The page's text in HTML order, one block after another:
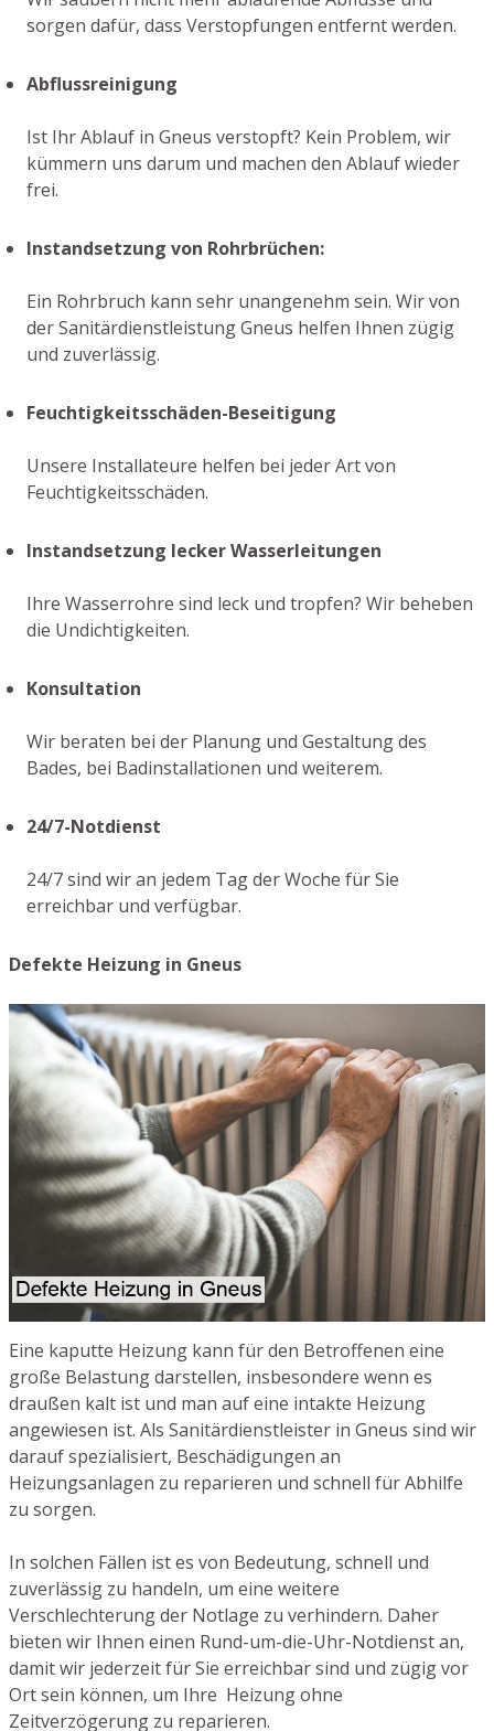
sorgen dafür, dass Verstopfungen entfernt werden.
Abflussreinigung
Ist Ihr Ablauf in Gneus verstopft? Kein Problem, wir
kümmern uns darum und machen den Ablauf wieder
frei.
Instandsetzung von Rohrbrüchen:
Ein Rohrbruch kann sehr unangenehm sein. Wir von
der Sanitärdienstleistung Gneus helfen Ihnen zügig
und zuverlässig.
Feuchtigkeitsschäden-Beseitigung
Unsere Installateure helfen bei jeder Art von
Feuchtigkeitsschäden.
Instandsetzung lecker Wasserleitungen
Ihre Wasserrohre sind leck und tropfen? Wir beheben
die Undichtigkeiten.
Konsultation
Wir beraten bei der Planung und Gestaltung des
Bades, bei Badinstallationen und weiterem.
24/7-Notdienst
24/7 sind wir an jedem Tag der Woche für Sie
erreichbar und verfügbar.
Defekte Heizung in Gneus
Eine kaputte Heizung kann für den Betroffenen eine
große Belastung darstellen, insbesondere wenn es
draußen kalt ist und man auf eine intakte Heizung
angewiesen ist. Als Sanitärdienstleister in Gneus sind wir
darauf spezialisiert, Beschädigungen an
Heizungsanlagen zu reparieren und schnell für Abhilfe
zu sorgen.
In solchen Fällen ist es von Bedeutung, schnell und
zuverlässig zu handeln, um eine weitere
Verschlechterung der Notlage zu verhindern. Daher
bieten wir Ihnen einen Rund-um-die-Uhr-Notdienst an,
damit wir jederzeit für Sie erreichbar sind und zügig vor
Ort sein können, um Ihre Heizung ohne
Zeitverzögerung zu reparieren.